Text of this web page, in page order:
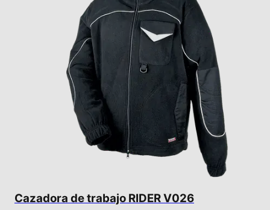
Cazadora de trabajo RIDER V026